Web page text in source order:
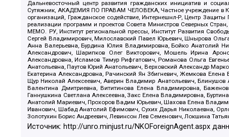
Дальневосточный центр развития гражданских инициатив и
Сутяжник, АКАДЕМИЯ ПО ПРАВАМ ЧЕЛОВЕКА, Частное учреждение в
организаций, Гражданское содействие, Интернешнл-Р, Центр
реализации программ и проектов Совета Министров Северных
МЕМО. РУ, Институт региональной прессы, Институт Развития
Сергей Владимирович, Милославский Павел Юрьевич, Шнырова
Анна Валерьевна, Бурдина Юлия Владимировна, Бойко Анатолий
Александрович, Шарипков Олег Викторович, Мошель Ирина
Александровна, Исламов Тимур Рифгатович, Романова Ольга
Анатольевна, Паутов Юрий Анатольевич, Верховский Александр
Екатерина Александровна, Рачинский Ян Збигневич, Жемкова
Щур Николай Алексеевич, Аверин Владимир Анатольевич,
Валентина Дмитриевна, Вититинова Елена Владимировна,
Ганнушкина Светлана Алексеевна, Закс Елена Владимировна,
Анатолий Мариевич, Прохоров Вадим Юрьевич, Шахова Елена
Иванович, Шабад Анатолий Ефимович, Сухих Дарья Николаевна,
Золотухин Борис Андреевич, Левинсон Лев Семенович, Локшина
Источник: http://unro.minjust.ru/NKOForeignAgent.aspx